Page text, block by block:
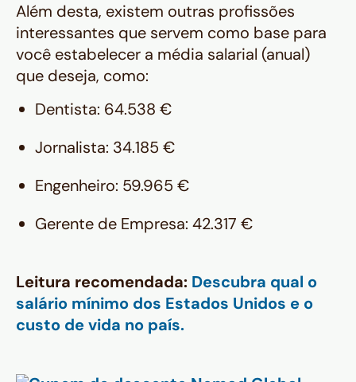
Além desta, existem outras profissões
interessantes que servem como base para
você estabelecer a média salarial (anual)
que deseja, como:
Dentista: 64.538 €
Jornalista: 34.185 €
Engenheiro: 59.965 €
Gerente de Empresa: 42.317 €
Leitura recomendada: Descubra qual o
salário mínimo dos Estados Unidos e o
custo de vida no país.